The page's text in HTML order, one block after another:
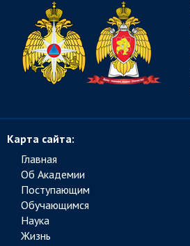
Карта сайта:
Главная
Об Академии
Поступающим
Обучающимся
Наука
Жизнь